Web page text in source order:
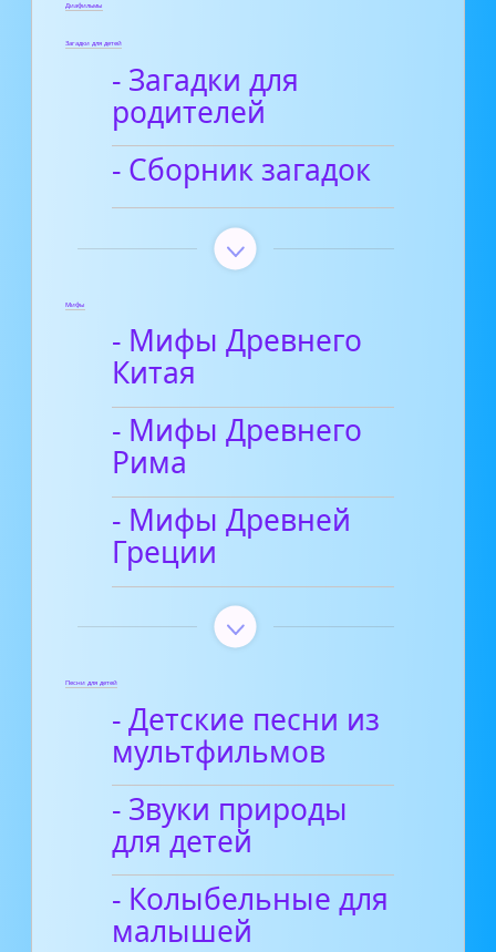
Диафильмы
Загадки для детей
- Загадки для
родителей
- Сборник загадок
Мифы
- Мифы Древнего
Китая
- Мифы Древнего
Рима
- Мифы Древней
Греции
Песни для детей
- Детские песни из
мультфильмов
- Звуки природы
для детей
- Колыбельные для
малышей